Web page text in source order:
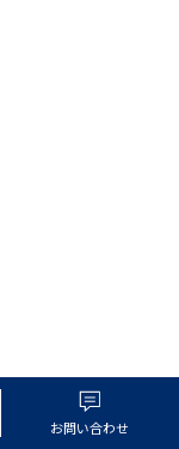
お問い合わせ